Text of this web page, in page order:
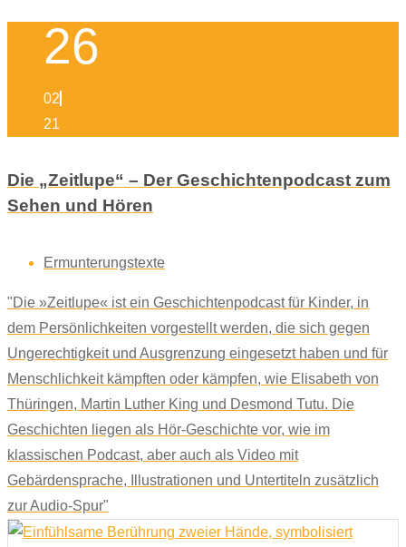
26
02
21
Die „Zeitlupe“ – Der Geschichtenpodcast zum
Sehen und Hören
Ermunterungstexte
"Die »Zeitlupe« ist ein Geschichtenpodcast für Kinder, in
dem Persönlichkeiten vorgestellt werden, die sich gegen
Ungerechtigkeit und Ausgrenzung eingesetzt haben und für
Menschlichkeit kämpften oder kämpfen, wie Elisabeth von
Thüringen, Martin Luther King und Desmond Tutu. Die
Geschichten liegen als Hör-Geschichte vor, wie im
klassischen Podcast, aber auch als Video mit
Gebärdensprache, Illustrationen und Untertiteln zusätzlich
zur Audio-Spur"